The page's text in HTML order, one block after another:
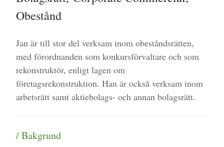
Obestånd
Jan är till stor del verksam inom obeståndsrätten,
med förordnanden som konkursförvaltare och som
rekonstruktör, enligt lagen om
företagsrekonstruktion. Han är också verksam inom
arbetsrätt samt aktiebolags- och annan bolagsrätt.
/ Bakgrund